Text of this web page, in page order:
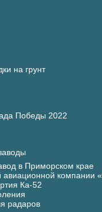
на грунт
Победы 2022
в Приморском крае
компании
Ка-52
радаров